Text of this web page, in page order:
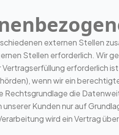
externen Stellen
Stellen erforderlich. Wir
erforderlich
wenn wir ein
die
Kunden nur auf
wird ein Vertrag